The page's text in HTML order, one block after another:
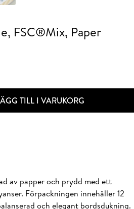
FSC®Mix, Paper
TILL I VARUKORG
av papper och prydd med ett
Förpackningen innehåller 12
och elegant bordsdukning.